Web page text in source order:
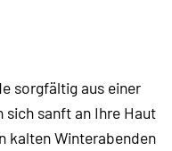
sorgfältig aus einer
sich sanft an Ihre Haut
kalten Winterabenden